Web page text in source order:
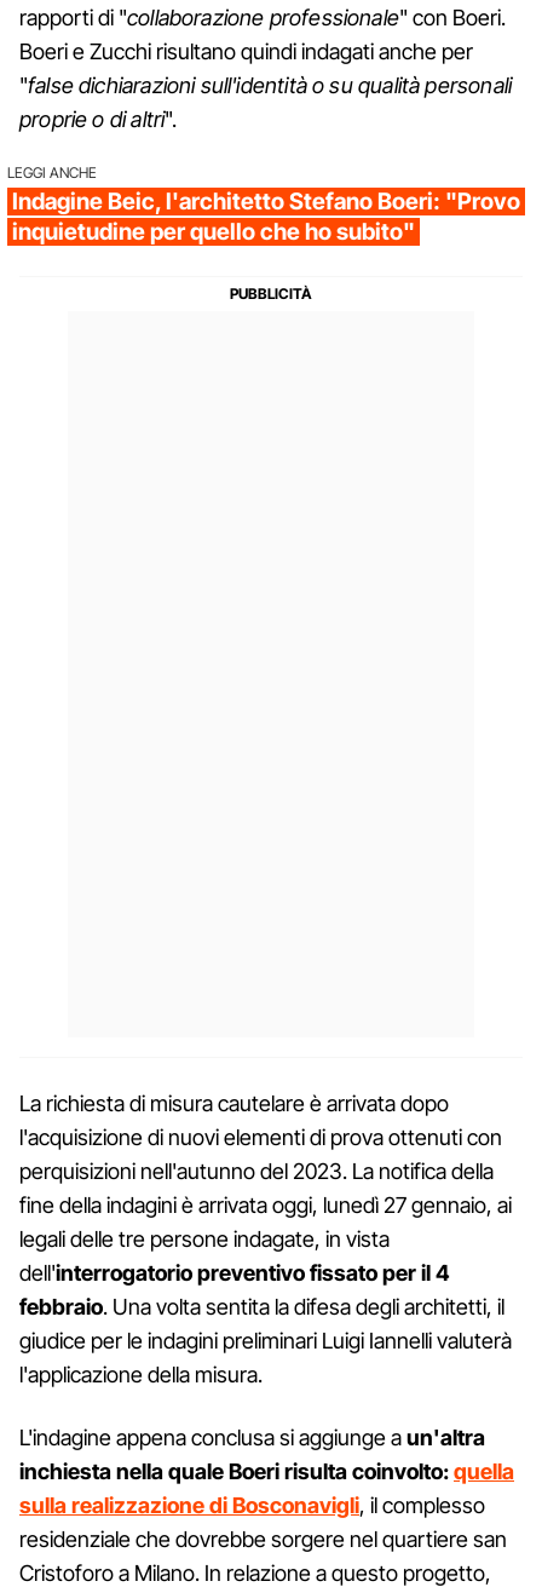
rapporti di "collaborazione professionale" con Boeri.
Boeri e Zucchi risultano quindi indagati anche per
"false dichiarazioni sull'identità o su qualità personali
proprie o di altri".
LEGGI ANCHE
Indagine Beic, l'architetto Stefano Boeri: "Provo
inquietudine per quello che ho subito"
La richiesta di misura cautelare è arrivata dopo
l'acquisizione di nuovi elementi di prova ottenuti con
perquisizioni nell'autunno del 2023. La notifica della
fine della indagini è arrivata oggi, lunedì 27 gennaio, ai
legali delle tre persone indagate, in vista
dell'interrogatorio preventivo fissato per il 4
febbraio. Una volta sentita la difesa degli architetti, il
giudice per le indagini preliminari Luigi Iannelli valuterà
l'applicazione della misura.
L'indagine appena conclusa si aggiunge aun'altra
inchiesta nella quale Boeri risulta coinvolto:quella
sulla realizzazione di Bosconavigli, il complesso
residenziale che dovrebbe sorgere nel quartiere san
Cristoforo a Milano. In relazione a questo progetto,